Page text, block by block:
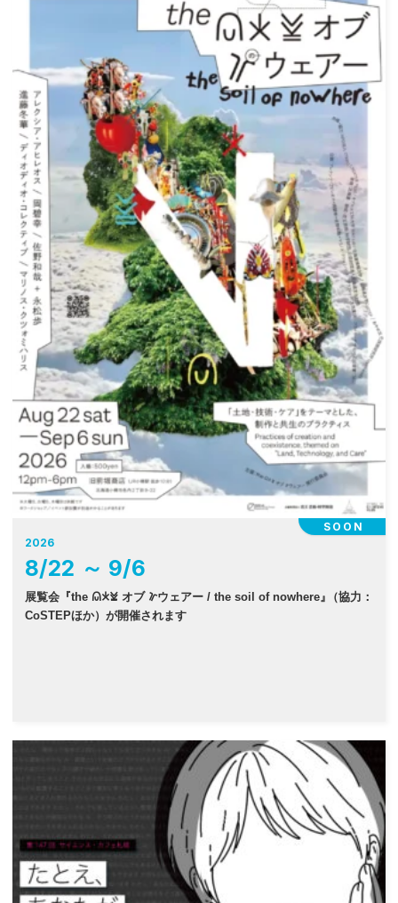
SOON
2026
8/22 ～ 9/6
展覧会『the 𐠫𐠂𐠓 オブ 𐠜ウェアー / the soil of nowhere 』
（協力：
CoSTEPほか）が開催されます